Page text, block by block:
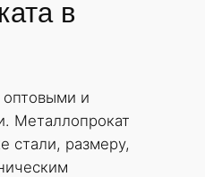
в
оптовыми и
Металлопрокат
стали, размеру,